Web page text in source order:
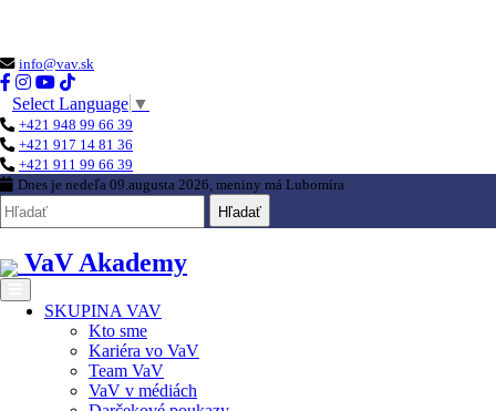
info@vav.sk
Select Language ▼
+421 948 99 66 39
+421 917 14 81 36
+421 911 99 66 39
Dnes je nedeľa 09.augusta 2026, meniny má Lubomíra
Hľadať
VaV Akademy
SKUPINA VAV
Kto sme
Kariéra vo VaV
Team VaV
VaV v médiách